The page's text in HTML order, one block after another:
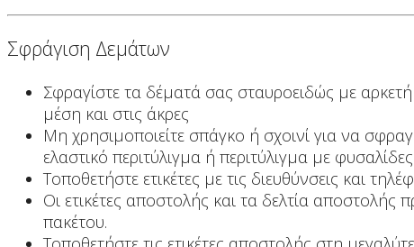
Σφράγιση Δεμάτων
Σφραγίστε τα δέματά σας σταυροειδώς με
μέση και στις άκρες
Μη χρησιμοποιείτε σπάγκο ή σχοινί για να
ελαστικό περιτύλιγμα ή περιτύλιγμα με φυσαλίδες
Τοποθετήστε ετικέτες με τις διευθύνσεις και
Οι ετικέτες αποστολής και τα δελτία αποστολής
πακέτου.